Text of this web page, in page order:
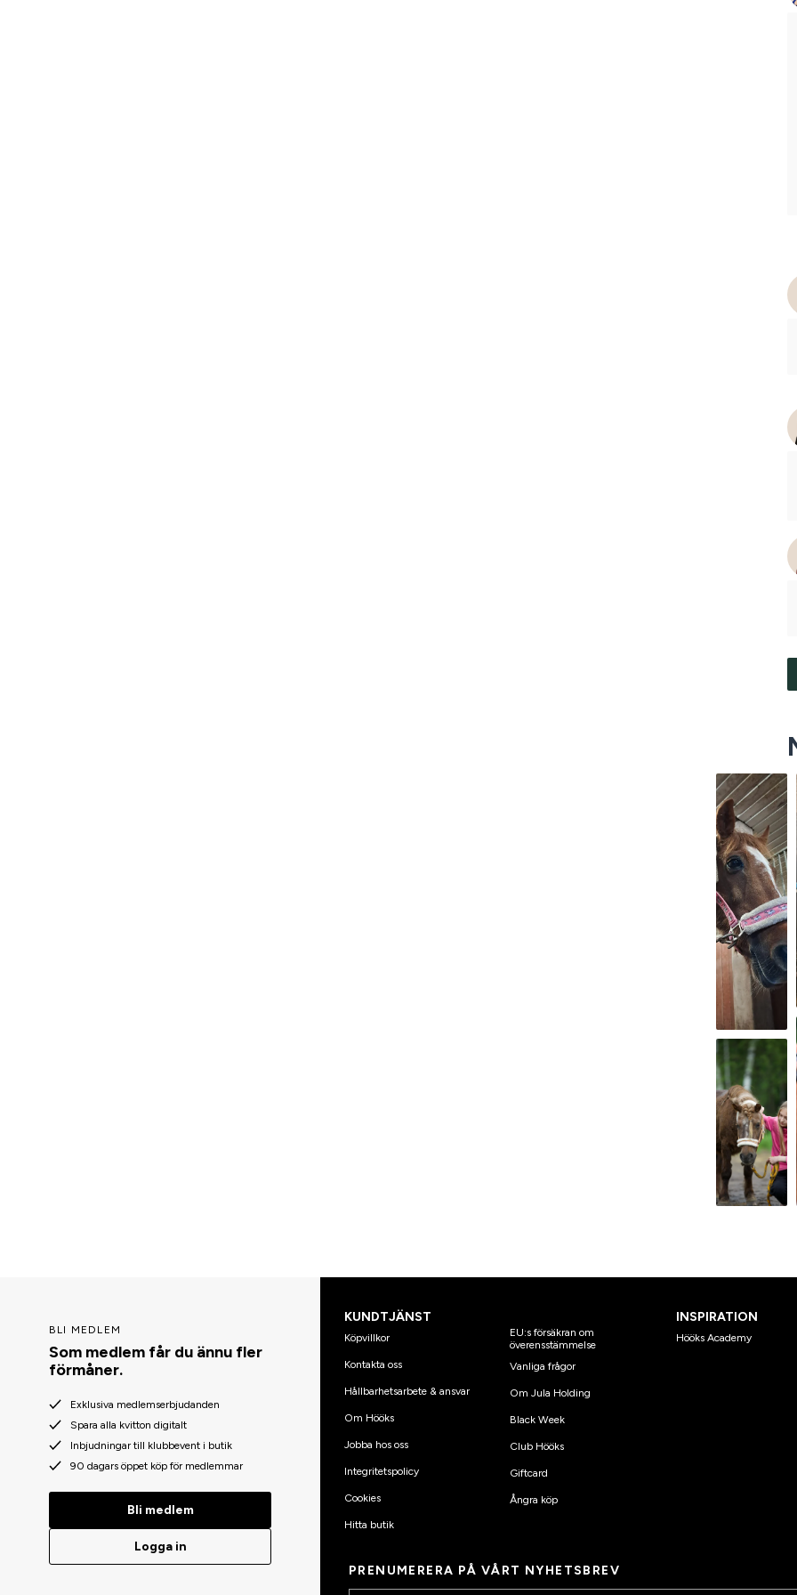
BLI MEDLEM
Som medlem får du ännu fler
förmåner.
Exklusiva medlemserbjudanden
Spara alla kvitton digitalt
Inbjudningar till klubbevent i butik
90 dagars öppet köp för medlemmar
Bli medlem
Logga in
KUNDTJÄNST
Köpvillkor
Kontakta oss
Hållbarhetsarbete & ansvar
Om Hööks
Jobba hos oss
Integritetspolicy
Cookies
Hitta butik
EU:s försäkran om
överensstämmelse
Vanliga frågor
Om Jula Holding
Black Week
Club Hööks
Giftcard
Ångra köp
INSPIRATION
Hööks Academy
PRENUMERERA PÅ VÅRT NYHETSBREV